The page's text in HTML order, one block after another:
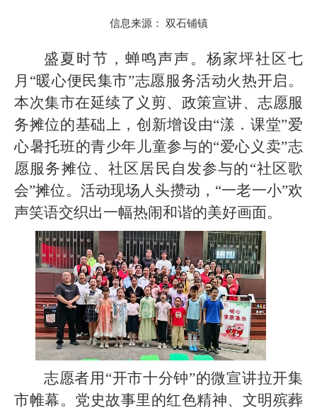
信息来源： 双石铺镇
盛夏时节，蝉鸣声声。杨家坪社区七
月 “暖心便民集市”志愿服务活动火热开启。
本次集市在延续了义剪、政策宣讲、志愿服
务摊位的基础上，创新增设由“漾．课堂”爱
心暑托班的青少年儿童参与的“爱心义卖”志
愿服务摊位、社区居民自发参与的“社区歌
会”摊位。活动现场人头攒动，“一老一小”欢
声笑语交织出一幅热闹和谐的美好画面。
志愿者用 “开市十分钟”的微宣讲拉开集
市帷幕。党史故事里的红色精神、文明殡葬